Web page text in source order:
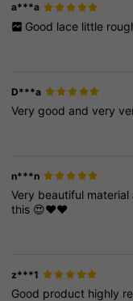
a***a
Good lace little
D***a
Verygood andvery
n***n
Very beautiful material
this 😍❤️❤️
z***1
Good product highly